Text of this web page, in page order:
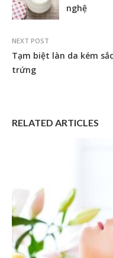
nghệ
NEXT POST
Tạm biệt làn da kém
trứng
RELATED ARTICLES